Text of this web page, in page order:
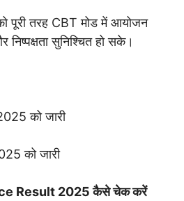
पूरी तरह CBT मोड में आयोजन
निष्पक्षता सुनिश्चित हो सके।
को जारी
को जारी
Result 2025 कैसे चेक करें